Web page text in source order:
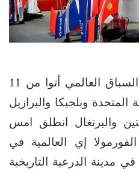
بمشاركة 22 متسابقاً في السباق العالمي أتوا من 11
المتحدة وبلجيكا والبرازيل
والبرتغال انطلق امس
إي العالمية في
مدينة الدرعية التاريخية